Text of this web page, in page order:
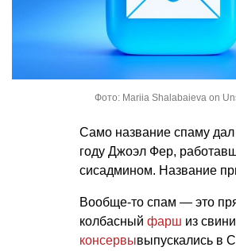
Фото: Mariia Shalabaieva on
Само название спаму
году Джоэл Фер,
сисадмином. Название
Вообще-то спам — это
колбасный фарш из
консервывыпускались в